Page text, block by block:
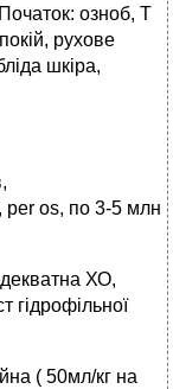
озноб, Т
рухове
шкіра,
per os, по 3-5 млн
ХО,
гідрофільної
( 50мл/кг на